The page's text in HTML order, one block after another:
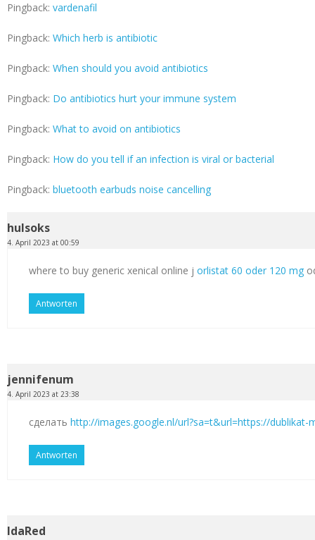
Pingback: vardenafil
Pingback: Which herb is antibiotic
Pingback: When should you avoid antibiotics
Pingback: Do antibiotics hurt your immune system
Pingback: What to avoid on antibiotics
Pingback: How do you tell if an infection is viral or bacterial
Pingback: bluetooth earbuds noise cancelling
hulsoks
4. April 2023 at 00:59
where to buy generic xenical online j orlistat 60 oder 120 mg
Antworten
jennifenum
4. April 2023 at 23:38
сделать http://images.google.nl/url?sa=t&url=https://dublikat-
Antworten
IdaRed